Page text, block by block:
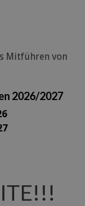
Mitführen von
2026/2027